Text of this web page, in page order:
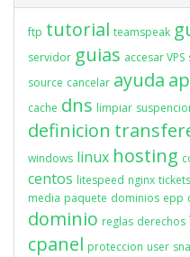
ftp tutorial teamspeak
servidor guias accesar VPS
source cancelar ayuda
cache dns limpiar
definicion
windows linux hosting
centos litespeed nginx tickets
media paquete dominios epp
dominio reglas derechos
cpanel proteccion user